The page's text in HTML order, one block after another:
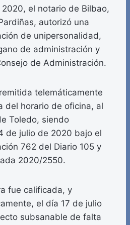
el notario de Bilbao,
autorizó una
de unipersonalidad,
de administración y
de Administración.
telemáticamente
del horario de oficina, al
Toledo, siendo
de julio de 2020 bajo el
762 del Diario 105 y
2020/2550.
fue calificada, y
el día 17 de julio
subsanable de falta